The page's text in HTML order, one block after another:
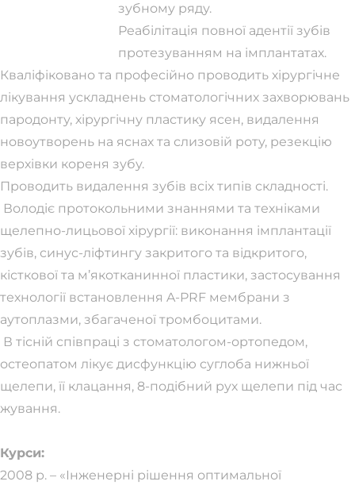
зубному ряду.
Реабілітація повної адентії зубів
протезуванням на імплантатах.
Кваліфіковано та професійно проводить хірургічне
лікування ускладнень стоматологічних захворювань
пародонту, хірургічну пластику ясен, видалення
новоутворень на яснах та слизовій роту, резекцію
верхівки кореня зубу.
Проводить видалення зубів всіх типів складності.
Володіє протокольними знаннями та техніками
щелепно-лицьової хірургії: виконання імплантації
зубів, синус-ліфтингу закритого та відкритого,
кісткової та м’якотканинної пластики, застосування
технології встановлення A-PRF мембрани з
аутоплазми, збагаченої тромбоцитами.
В тісній співпраці з стоматологом-ортопедом,
остеопатом лікує дисфункцію суглоба нижньої
щелепи, її клацання, 8-подібний рух щелепи під час
жування.
Курси:
2008 р. – «Інженерні рішення оптимальної